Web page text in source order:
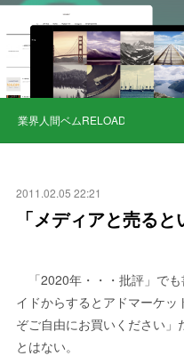
業界人間ベムRELOAD
2011.02.05 22:21
「メディアと売ると
「2020年・・・批評」で
イドからするとアドマーケッ
ぞご自由にお買いください」
とはない。